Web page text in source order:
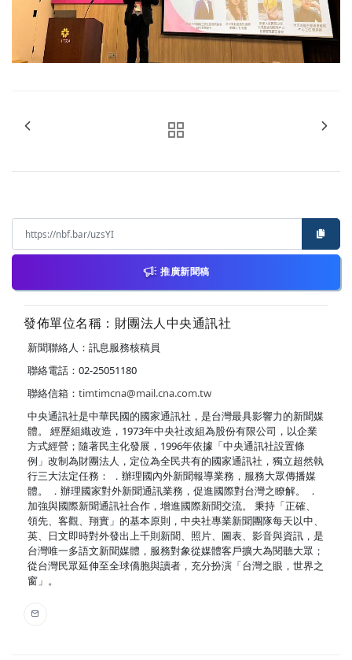
推廣新聞稿
發佈單位名稱：財團法人中央通訊社
新聞聯絡人：訊息服務核稿員
聯絡電話：02-25051180
聯絡信箱： timtimcna@mail.cna.com.tw
中央通訊社是中華民國的國家通訊社，是台灣最具影響力的新聞媒
體。 經歷組織改造，1973年中央社改組為股份有限公司，以企業
方式經營；隨著民主化發展，1996年依據「中央通訊社設置條
例」改制為財團法人，定位為全民共有的國家通訊社，獨立超然執
行三大法定任務： ．辦理國內外新聞報導業務，服務大眾傳播媒
體。 ．辦理國家對外新聞通訊業務，促進國際對台灣之瞭解。 ．
加強與國際新聞通訊社合作，增進國際新聞交流。 秉持「正確、
領先、客觀、翔實」的基本原則，中央社專業新聞團隊每天以中、
英、日文即時對外發出上千則新聞、照片、圖表、影音與資訊，是
台灣唯一多語文新聞媒體，服務對象從媒體客戶擴大為閱聽大眾；
從台灣民眾延伸至全球僑胞與讀者，充分扮演「台灣之眼，世界之
窗」。